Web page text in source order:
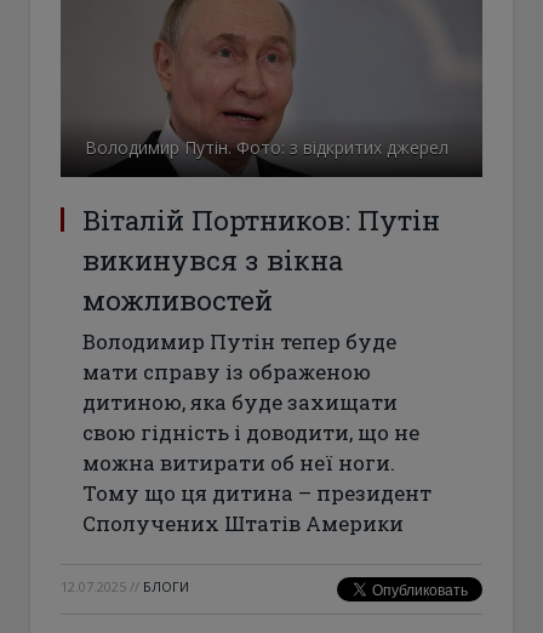
Володимир Путін. Фото: з відкритих джерел
Віталій Портников: Путін
викинувся з вікна
можливостей
Володимир Путін тепер буде
мати справу із ображеною
дитиною, яка буде захищати
свою гідність і доводити, що не
можна витирати об неї ноги.
Тому що ця дитина – президент
Сполучених Штатів Америки
12.07.2025 // БЛОГИ